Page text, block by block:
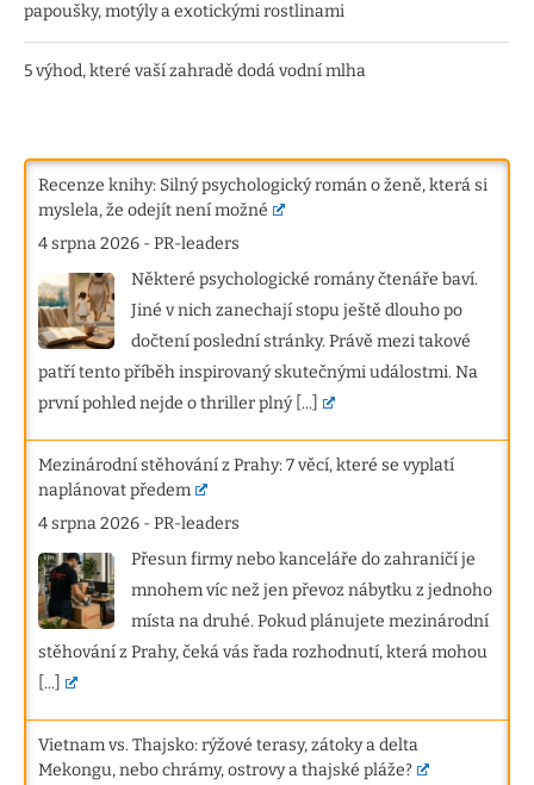
papoušky, motýly a exotickými rostlinami
5 výhod, které vaší zahradě dodá vodní mlha
Recenze knihy: Silný psychologický román o ženě, která si
myslela, že odejít není možné
4 srpna 2026 -PR-leaders
Některé psychologické romány čtenáře baví.
Jiné v nich zanechají stopu ještě dlouho po
dočtení poslední stránky. Právě mezi takové
patří tento příběh inspirovaný skutečnými událostmi. Na
první pohled nejde o thriller plný [...]
Mezinárodní stěhování z Prahy: 7 věcí, které se vyplatí
naplánovat předem
4 srpna 2026 -PR-leaders
Přesun firmy nebo kanceláře do zahraničí je
mnohem víc než jen převoz nábytku z jednoho
místa na druhé. Pokud plánujete mezinárodní
stěhování z Prahy, čeká vás řada rozhodnutí, která mohou
[...]
Vietnam vs. Thajsko: rýžové terasy, zátoky a delta
Mekongu, nebo chrámy, ostrovy a thajské pláže?